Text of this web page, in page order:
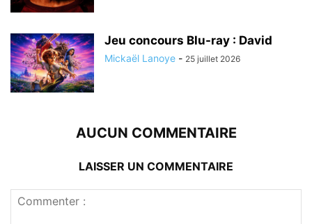
Jeu concours Blu-ray : David
Mickaël Lanoye - 25 juillet 2026
AUCUN COMMENTAIRE
LAISSER UN COMMENTAIRE